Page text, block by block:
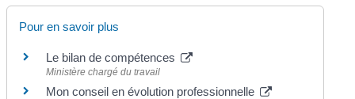
Pour en savoir plus
Le bilan de compétences
Ministère chargé du travail
Mon conseil en évolution professionnelle